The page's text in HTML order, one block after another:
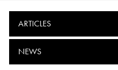
ARTICLES
NEWS